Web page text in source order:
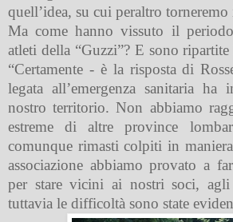
quell’idea, su cui peraltro
Ma come hanno vissuto il
atleti della “Guzzi”? E sono
“Certamente - è la risposta di
legata all’emergenza sanitaria ha
nostro territorio. Non abbiamo
estreme di altre province
comunque rimasti colpiti in
associazione abbiamo provato a
per stare vicini ai nostri soci,
tuttavia le difficoltà sono state